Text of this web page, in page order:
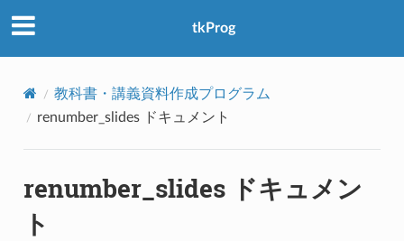
tkProg
教科書・講義資料作成プログラム
renumber_slides ドキュメント
renumber_slides ドキュメン
ト
アクセス数：0